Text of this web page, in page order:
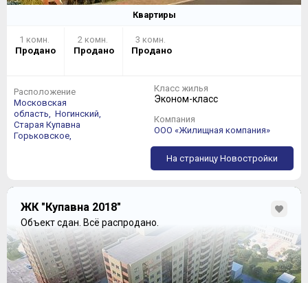
Квартиры
1 комн.
Продано
2 комн.
Продано
3 комн.
Продано
Расположение
Московская
область, Ногинский,
Старая Купавна
Горьковское,
Класс жилья
Эконом-класс
Компания
ООО «Жилищная компания»
На страницу Новостройки
ЖК "Купавна 2018"
Объект сдан. Всё распродано.